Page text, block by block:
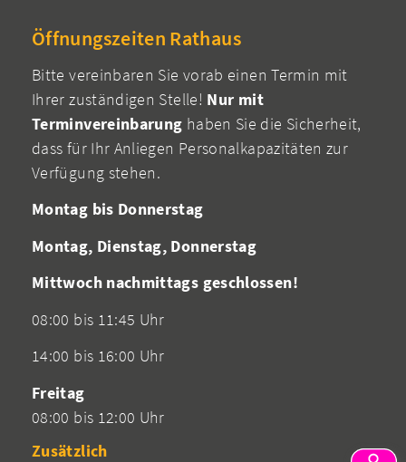
Öffnungszeiten Rathaus
Bitte vereinbaren Sie vorab einen Termin mit
Ihrer zuständigen Stelle! Nur mit
Terminvereinbarung haben Sie die Sicherheit,
dass für Ihr Anliegen Personalkapazitäten zur
Verfügung stehen.
Montag bis Donnerstag
Montag, Dienstag, Donnerstag
Mittwoch nachmittags geschlossen!
08:00 bis 11:45 Uhr
14:00 bis 16:00 Uhr
Freitag
08:00 bis 12:00 Uhr
Zusätzlich